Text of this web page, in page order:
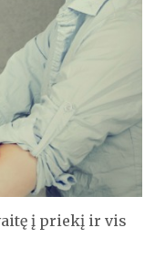
į priekį ir vis